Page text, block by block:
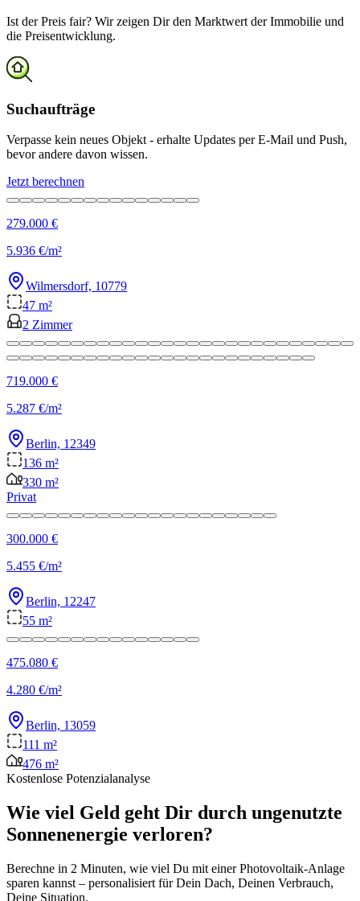
Ist der Preis fair? Wir zeigen Dir den Marktwert der Immobilie und
die Preisentwicklung.
Suchaufträge
Verpasse kein neues Objekt - erhalte Updates per E-Mail und Push,
bevor andere davon wissen.
Jetzt berechnen
279.000 €
5.936 €/m²
Wilmersdorf, 10779
47 m²
2 Zimmer
719.000 €
5.287 €/m²
Berlin, 12349
136 m²
330 m²
Privat
300.000 €
5.455 €/m²
Berlin, 12247
55 m²
475.080 €
4.280 €/m²
Berlin, 13059
111 m²
476 m²
Kostenlose Potenzialanalyse
Wie viel Geld geht Dir durch ungenutzte
Sonnenenergie verloren?
Berechne in 2 Minuten, wie viel Du mit einer Photovoltaik-Anlage
sparen kannst – personalisiert für Dein Dach, Deinen Verbrauch,
Deine Situation.